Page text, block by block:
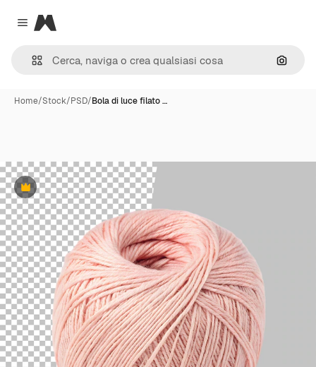
Close menu
Magnific
Cerca
Home/Stock/PSD/Bola di luce filato …
Premium